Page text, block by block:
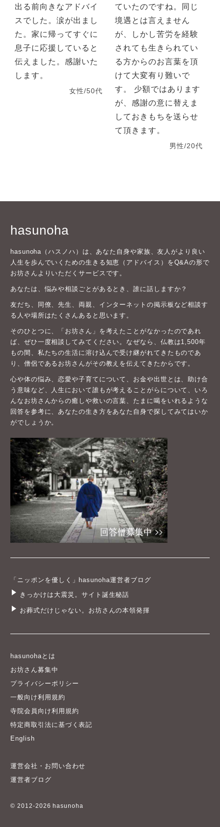
出る前向きなアドバイ
スでした。涙が出まし
た。家に帰ってすぐに
息子に応援していると
伝えました。感謝いた
します。
女性/50代
ていたのですね。同じ
境遇とは言えません
が、しかし苦労を経験
されても生きられてい
る方からのお言葉を頂
けて大変有り難いで
す。 少額ではあります
が、感謝の意に替えま
しておきもちを送らせ
て頂きます。
男性/20代
hasunoha
hasunoha（ハスノハ）は、あなた自身や家族、友人がより良い
人生を歩んでいくための生きる知恵（アドバイス）をQ&Aの形で
お坊さんよりいただくサービスです。
あなたは、悩みや相談ごとがあるとき、誰に話しますか？
友だち、同僚、先生、両親、インターネットの掲示板など相談す
る人や場所はたくさんあると思います。
そのひとつに、「お坊さん」を考えたことがなかったのであれ
ば、ぜひ一度相談してみてください。なぜなら、仏教は1,500年
もの間、私たちの生活に溶け込んで受け継がれてきたものであ
り、僧侶であるお坊さんがその教えを伝えてきたからです。
心や体の悩み、恋愛や子育てについて、お金や出世とは、助け合
う意味など、人生において誰もが考えることがらについて、いろ
んなお坊さんからの癒しや救いの言葉、たまに喝をいれるような
回答を参考に、あなたの生き方をあなた自身で探してみてはいか
がでしょうか。
「ニッポンを優しく」hasunoha運営者ブログ
きっかけは大震災。サイト誕生秘話
お葬式だけじゃない。お坊さんの本領発揮
hasunohaとは
お坊さん募集中
プライバシーポリシー
一般向け利用規約
寺院会員向け利用規約
特定商取引法に基づく表記
English
運営会社・お問い合わせ
運営者ブログ
© 2012-2026 hasunoha